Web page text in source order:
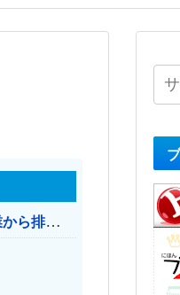
共産党「これは酷い…京都市でマイナンバーカードを持たない29万人がポイント給付事業から排除された」